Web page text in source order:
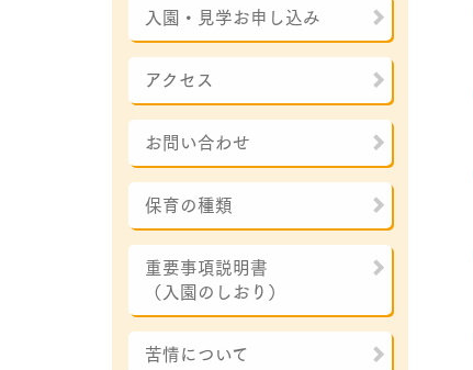
入園・見学お申し込み
アクセス
お問い合わせ
保育の種類
重要事項説明書
（入園のしおり）
苦情について